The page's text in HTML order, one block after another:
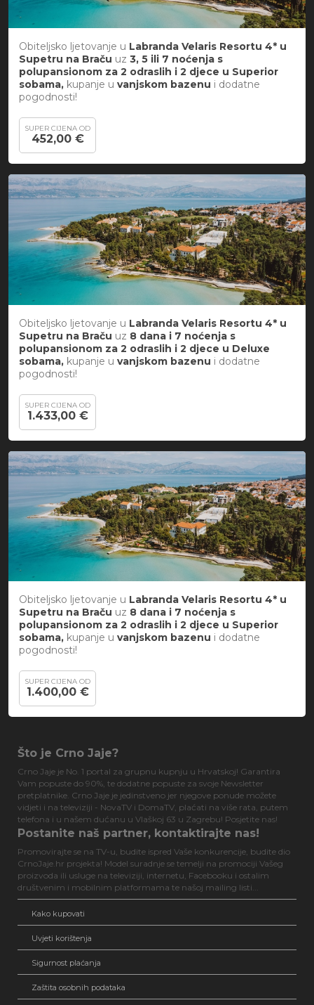
Obiteljsko ljetovanje u Labranda Velaris Resortu 4* u
Supetru na Braču uz 3, 5 ili 7 noćenja s
polupansionom za 2 odraslih i 2 djece u Superior
sobama, kupanje u vanjskom bazenu i dodatne
pogodnosti!
SUPER CIJENA OD
452,00 €
Obiteljsko ljetovanje u Labranda Velaris Resortu 4* u
Supetru na Braču uz 8 dana i 7 noćenja s
polupansionom za 2 odraslih i 2 djece u Deluxe
sobama, kupanje u vanjskom bazenu i dodatne
pogodnosti!
SUPER CIJENA OD
1.433,00 €
Obiteljsko ljetovanje u Labranda Velaris Resortu 4* u
Supetru na Braču uz 8 dana i 7 noćenja s
polupansionom za 2 odraslih i 2 djece u Superior
sobama, kupanje u vanjskom bazenu i dodatne
pogodnosti!
SUPER CIJENA OD
1.400,00 €
Što je Crno Jaje?
Crno Jaje je No. 1 portal za grupnu kupnju u Hrvatskoj! Garantira
Vam popuste do 90%, te dodatne popuste za svoje Newsletter
pretplatnike. Crno Jaje je jedinstveno jer njegove ponude možete
vidjeti i na televiziji - NovaTV i DomaTV, plaćati na više rata, putem
telefona i u našem dućanu u Vlaškoj 63 u Zagrebu! Posjetite nas!
Postanite naš partner, kontaktirajte nas!
Promovirajte se na TV-u, budite ispred Vaše konkurencije, budite dio
CrnoJaje.hr projekta! Model suradnje se temelji na promociji Vašeg
proizvoda ili usluge na televiziji, internetu, Facebooku i ostalim
društvenim i mobilnim platformama te našoj mailing listi...
Kako kupovati
Uvjeti korištenja
Sigurnost plaćanja
Zaštita osobnih podataka